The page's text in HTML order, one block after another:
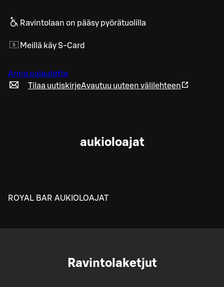
Ravintolaan on pääsy pyörätuolilla
Meillä käy S-Card
Anna palautetta
Tilaa uutiskirjeAvautuu uuteen välilehteen
aukioloajat
ROYAL BAR AUKIOLOAJAT
Ravintolaketjut